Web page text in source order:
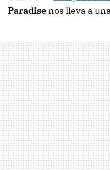
Paradise nos lleva a